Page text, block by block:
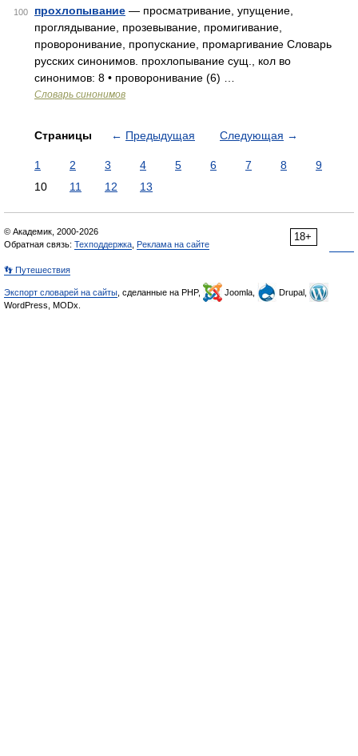
100 прохлопывание — просматривание, упущение,
проглядывание, прозевывание, промигивание,
проворонивание, пропускание, промаргивание Словарь
русских синонимов. прохлопывание сущ., кол во
синонимов: 8 • проворонивание (6) …
Словарь синонимов
Страницы ← Предыдущая Следующая →
1 2 3 4 5 6 7 8
9
10
11 12 13
18+
© Академик, 2000-2026
Обратная связь: Техподдержка Реклама на сайте
👣 Путешествия
Экспорт словарей на сайты , сделанные на PHP, Joomla,
Drupal,
WordPress, MODx.